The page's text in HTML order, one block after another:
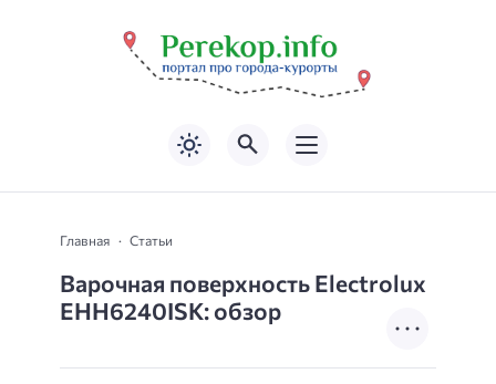
Главная Статьи
Варочная поверхность Electrolux
EHH6240ISK: обзор